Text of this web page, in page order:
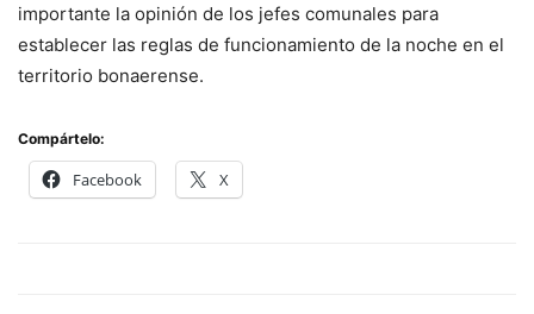
importante la opinión de los jefes comunales para
establecer las reglas de funcionamiento de la noche en el
territorio bonaerense.
Compártelo:
Facebook X